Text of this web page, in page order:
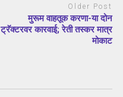
Older Post
मुरूम वाहतूक करणा-या दोन
ट्रॅक्टरवर कारवाई; रेती तस्कर मात्र
मोकाट